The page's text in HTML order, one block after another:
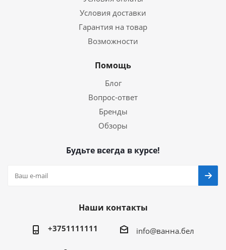
Условия доставки
Гарантия на товар
Возможности
Помощь
Блог
Вопрос-ответ
Бренды
Обзоры
Будьте всегда в курсе!
Наши контакты
+3751111111 info@ванна.бел